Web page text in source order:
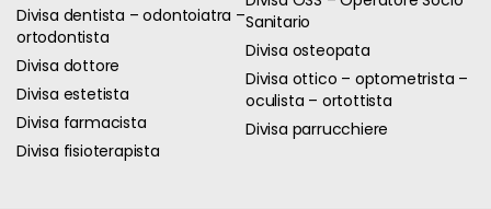
Divisa dentista – odontoiatra –
ortodontista
Divisa dottore
Divisa estetista
Divisa farmacista
Divisa fisioterapista
Sanitario
Divisa osteopata
Divisa ottico – optometrista –
oculista – ortottista
Divisa parrucchiere